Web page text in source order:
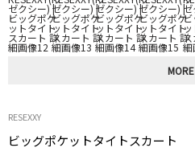
MORE
RESEXXY
ビッグポケットタイトスカート